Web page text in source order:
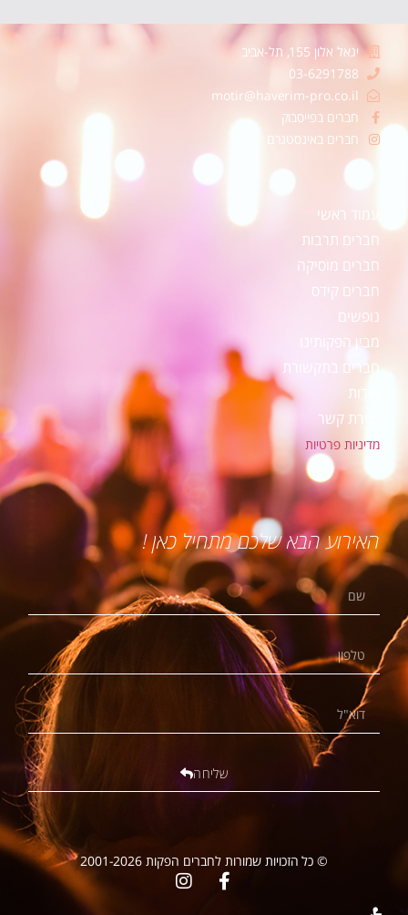
יגאל אלון 155, תל-אביב
03-6291788
motir@haverim-pro.co.il
חברים בפייסבוק
חברים באינסטגרם
עמוד ראשי
חברים תרבות
חברים מוסיקה
חברים קידס
נופשים
מבין הפקותינו
חברים בתקשורת
אודות
יצירת קשר
מדיניות פרטיות
האירוע הבא שלכם מתחיל כאן !
שליחה
© כל הזכויות שמורות לחברים הפקות 2001-2026